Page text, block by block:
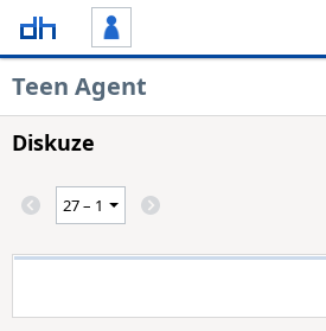
Teen Agent
Diskuze